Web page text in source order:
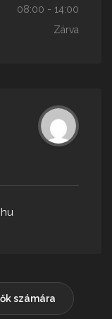
08:00 - 14:00
Zárva
számára